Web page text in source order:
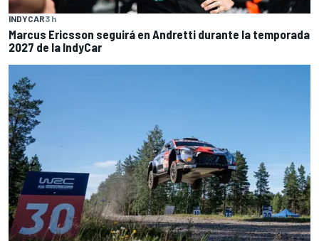
INDYCAR3 h
Marcus Ericsson seguirá en Andretti durante la temporada
2027 de la IndyCar